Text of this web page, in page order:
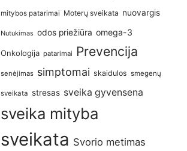
mitybos patarimai Moterų sveikata nuovargis
Nutukimas odos priežiūra omega-3
Onkologija patarimai Prevencija
senėjimas simptomai skaidulos smegenų
sveikata stresas sveika gyvensena
sveika mityba
sveikata Svorio metimas